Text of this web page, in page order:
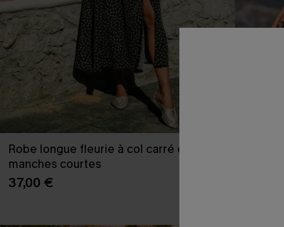
Robe longue fleurie à col carré et
manches courtes
37,00 €